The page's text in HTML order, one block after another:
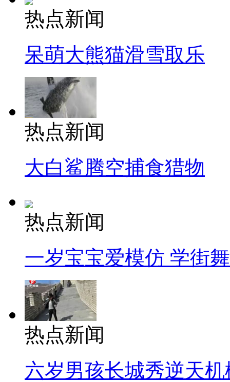
热点新闻
呆萌大熊猫滑雪取乐
热点新闻
大白鲨腾空捕食猎物
热点新闻
一岁宝宝爱模仿 学街
热点新闻
六岁男孩长城秀逆天机